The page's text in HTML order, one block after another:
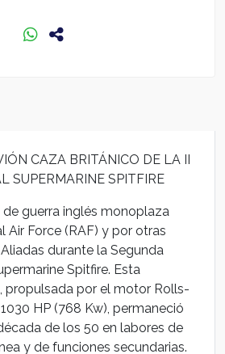
CAZA BRITÁNICO DE LA II
SUPERMARINE SPITFIRE
guerra inglés monoplaza
Air Force (RAF) y por otras
durante la Segunda
Spitfire. Esta
propulsada por el motor Rolls-
HP (768 Kw), permaneció
de los 50 en labores de
y de funciones secundarias.